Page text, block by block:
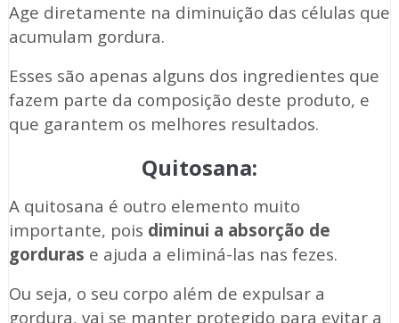
Age diretamente na diminuição das células que
acumulam gordura.
Esses são apenas alguns dos ingredientes que
fazem parte da composição deste produto, e
que garantem os melhores resultados.
Quitosana:
A quitosana é outro elemento muito
importante, pois diminui a absorção de
gorduras e ajuda a eliminá-las nas fezes.
Ou seja, o seu corpo além de expulsar a
gordura, vai se manter protegido para evitar a